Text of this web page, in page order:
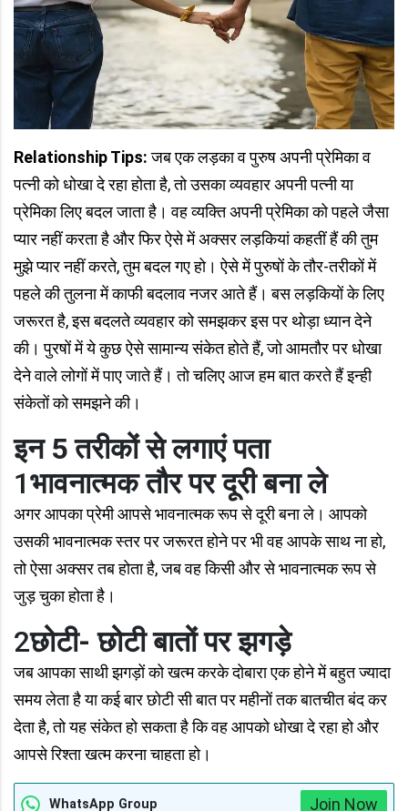
Relationship Tips:जब एक लड़का व पुरुष अपनी प्रेमिका व
पत्नी को धोखा दे रहा होता है, तो उसका व्यवहार अपनी पत्नी या
प्रेमिका लिए बदल जाता है। वह व्यक्ति अपनी प्रेमिका को पहले जैसा
प्यार नहीं करता है और फिर ऐसे में अक्सर लड़कियां कहतीं हैं की तुम
मुझे प्यार नहीं करते, तुम बदल गए हो। ऐसे में पुरुषों के तौर-तरीकों में
पहले की तुलना में काफी बदलाव नजर आते हैं। बस लड़कियों के लिए
जरूरत है, इस बदलते व्यवहार को समझकर इस पर थोड़ा ध्यान देने
की। पुरषों में ये कुछ ऐसे सामान्य संकेत होते हैं, जो आमतौर पर धोखा
देने वाले लोगों में पाए जाते हैं। तो चलिए आज हम बात करते हैं इन्ही
संकेतों को समझने की।
इन 5 तरीकों से लगाएं पता
1भावनात्मक तौर पर दूरी बना ले
अगर आपका प्रेमी आपसे भावनात्मक रूप से दूरी बना ले। आपको
उसकी भावनात्मक स्तर पर जरूरत होने पर भी वह आपके साथ ना हो,
तो ऐसा अक्‍सर तब होता है, जब वह किसी और से भावनात्मक रूप से
जुड़ चुका होता है।
2छोटी- छोटी बातों पर झगड़े
जब आपका साथी झगड़ों को खत्म करके दोबारा एक होने में बहुत ज्यादा
समय लेता है या कई बार छोटी सी बात पर महीनों तक बातचीत बंद कर
देता है, तो यह संकेत हो सकता है कि वह आपको धोखा दे रहा हो और
आपसे रिश्ता खत्म करना चाहता हो।
WhatsApp Group Join Now